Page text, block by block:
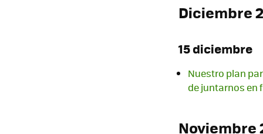
Diciembre
15 diciembre
Nuestro plan
de juntarnos en
Noviembre